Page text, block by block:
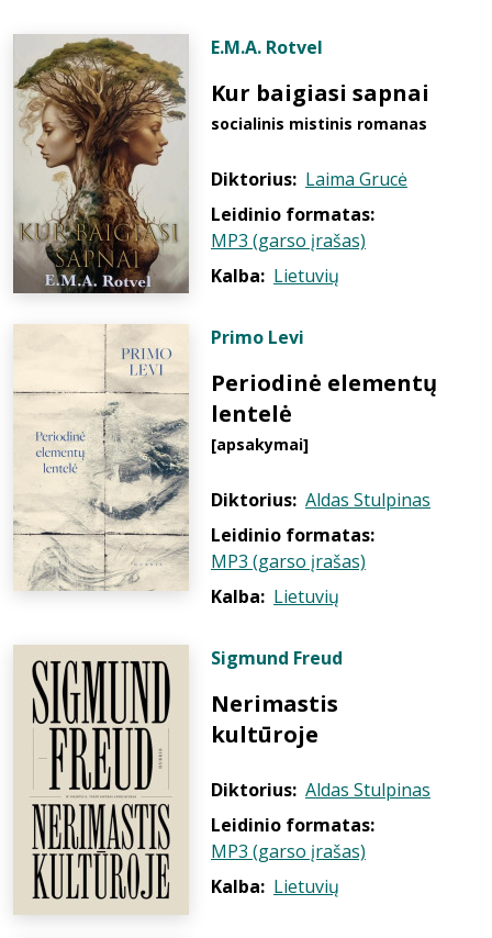
E.M.A. Rotvel
Kur baigiasi sapnai
socialinis mistinis romanas
Diktorius: Laima Grucė
Leidinio formatas:
MP3 (garso įrašas)
Kalba: Lietuvių
Primo Levi
Periodinė elementų
lentelė
[apsakymai]
Diktorius: Aldas Stulpinas
Leidinio formatas:
MP3 (garso įrašas)
Kalba: Lietuvių
Sigmund Freud
Nerimastis
kultūroje
Diktorius: Aldas Stulpinas
Leidinio formatas:
MP3 (garso įrašas)
Kalba: Lietuvių